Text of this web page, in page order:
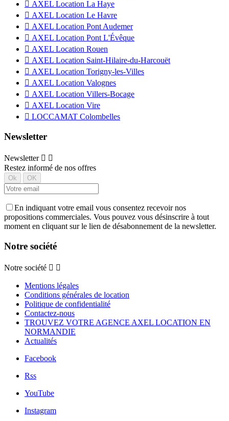
 AXEL Location La Haye
 AXEL Location Le Havre
 AXEL Location Pont Audemer
 AXEL Location Pont L'Évêque
 AXEL Location Rouen
 AXEL Location Saint-Hilaire-du-Harcouët
 AXEL Location Torigny-les-Villes
 AXEL Location Valognes
 AXEL Location Villers-Bocage
 AXEL Location Vire
 LOCCAMAT Colombelles
Newsletter
Newsletter  
Restez informé de nos offres
En indiquant votre email vous consentez recevoir nos
propositions commerciales. Vous pouvez vous désinscrire à tout
moment en cliquant sur le lien de désabonnement de la newsletter.
Notre société
Notre société  
Mentions légales
Conditions générales de location
Politique de confidentialité
Contactez-nous
TROUVEZ VOTRE AGENCE AXEL LOCATION EN
NORMANDIE
Actualités
Facebook
Rss
YouTube
Instagram